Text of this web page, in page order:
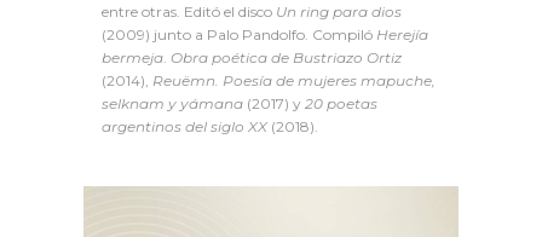
entre otras. Editó el disco Un ring para dios
(2009) junto a Palo Pandolfo. Compiló Herejía
bermeja. Obra poética de Bustriazo Ortiz
(2014), Reuëmn. Poesía de mujeres mapuche,
selknam y yámana (2017) y 20 poetas
argentinos del siglo XX (2018).